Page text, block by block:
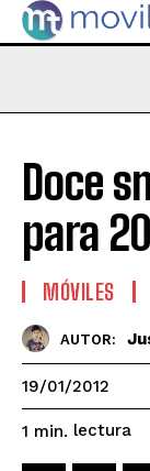
Doce
para
MÓVILES
AUTOR:
19/01/2012
1 min. lectura